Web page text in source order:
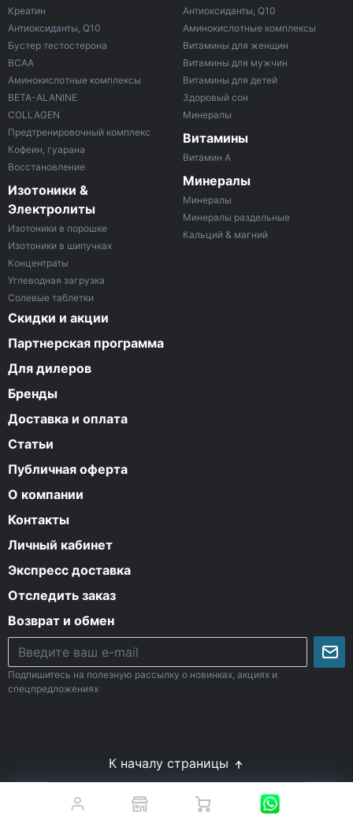
Креатин
Антиоксиданты, Q10
Бустер тестостерона
ВСАА
Аминокислотные комплексы
BETA-ALANINE
COLLAGEN
Предтренировочный комплекс
Кофеин, гуарана
Восстановление
Изотоники &
Электролиты
Изотоники в порошке
Изотоники в шипучках
Концентраты
Углеводная загрузка
Солевые таблетки
Антиоксиданты, Q10
Аминокислотные комплексы
Витамины для женщин
Витамины для мужчин
Витамины для детей
Здоровый сон
Минералы
Витамины
Витамин A
Минералы
Минералы
Минералы раздельные
Кальций & магний
Скидки и акции
Партнерская программа
Для дилеров
Бренды
Доставка и оплата
Статьи
Публичная оферта
О компании
Контакты
Личный кабинет
Экспресс доставка
Отследить заказ
Возврат и обмен
Подпишитесь на полезную рассылку о новинках, акциях и
спецпредложениях
К началу страницы
© Все права защищены. 2009-2026 Energy-Body.ru